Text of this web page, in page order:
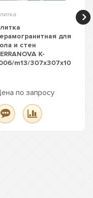
для
и стен
K-
m13/307x307x10
по запросу